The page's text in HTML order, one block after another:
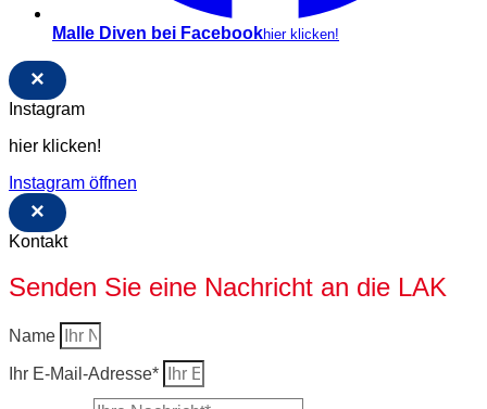
Malle Diven bei Facebookhier klicken!
×
Instagram
hier klicken!
Instagram öffnen
×
Kontakt
Senden Sie eine Nachricht an die LAK
Name
Ihr E-Mail-Adresse*